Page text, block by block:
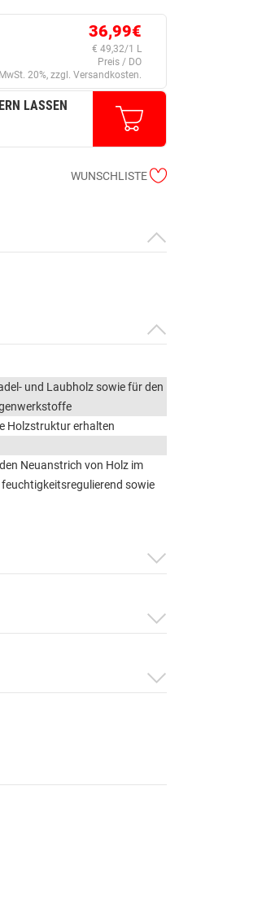
36,99€
€ 49,32/1 L
Preis / DO
20%, zzgl. Versandkosten.
LASSEN
WUNSCHLISTE
und Laubholz sowie für den
Holzstruktur erhalten
Neuanstrich von Holz im
sowie